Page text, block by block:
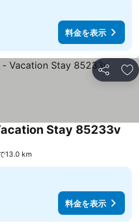
料金を表示
シェア お
Stay 85233v
13.0 km
料金を表示